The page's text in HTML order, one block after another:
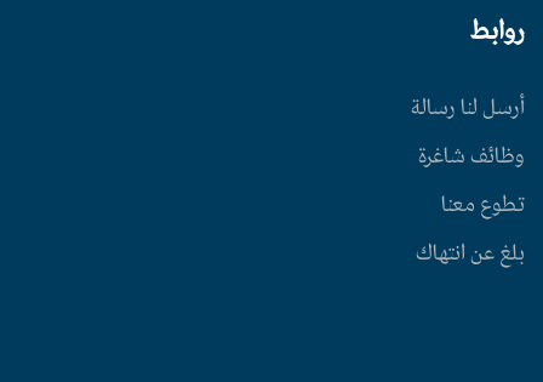
روابط
أرسل لنا رسالة
وظائف شاغرة
تطوع معنا
بلغ عن انتهاك